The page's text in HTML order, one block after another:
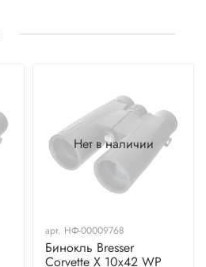
Нет в наличии
арт. НФ-00009768
Бинокль Bresser
Corvette X 10x42 WP